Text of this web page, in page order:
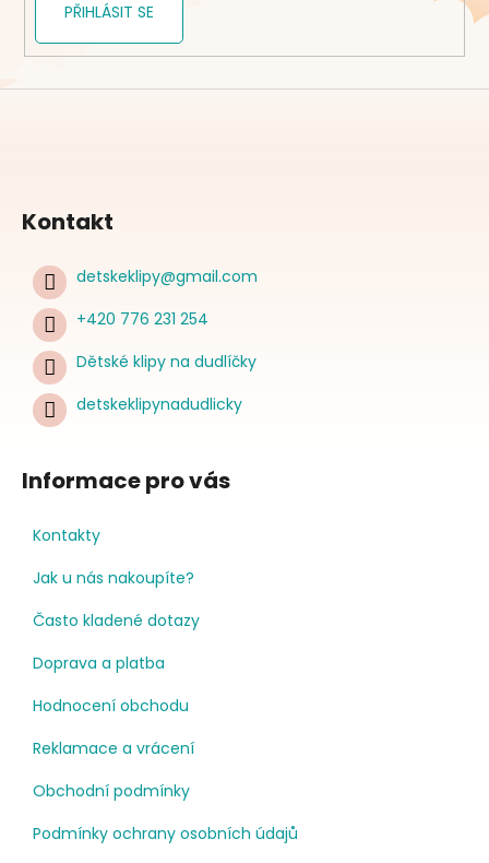
PŘIHLÁSIT SE
Kontakt
detskeklipy@gmail.com
+420 776 231 254
Dětské klipy na dudlíčky
detskeklipynadudlicky
Informace pro vás
Kontakty
Jak u nás nakoupíte?
Často kladené dotazy
Doprava a platba
Hodnocení obchodu
Reklamace a vrácení
Obchodní podmínky
Podmínky ochrany osobních údajů